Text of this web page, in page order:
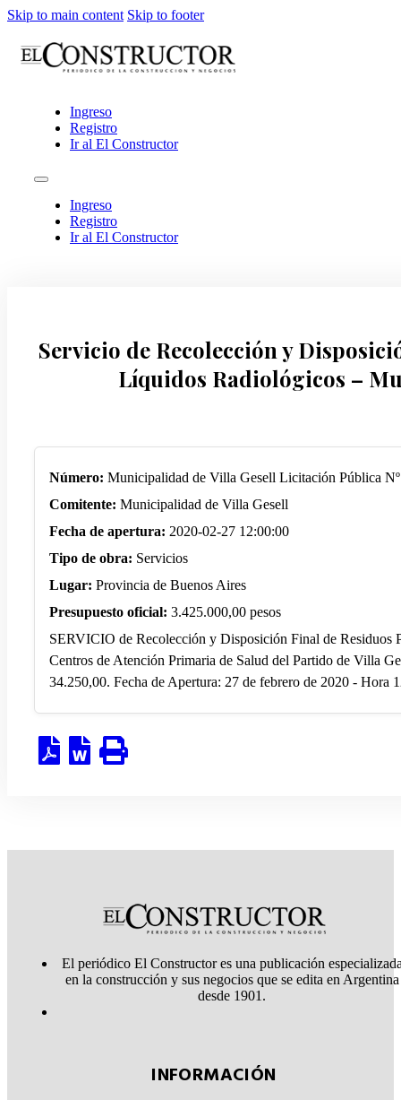
Skip to main content Skip to footer
Ingreso
Registro
Ir al El Constructor
Ingreso
Registro
Ir al El Constructor
Servicio de Recolección y
Líquidos Radiológicos –
Número: Municipalidad de Villa Gesell Licitación Pública
Comitente: Municipalidad de Villa Gesell
Fecha de apertura: 2020-02-27 12:00:00
Tipo de obra: Servicios
Lugar: Provincia de Buenos Aires
Presupuesto oficial: 3.425.000,00 pesos
SERVICIO de Recolección y Disposición Final de
Centros de Atención Primaria de Salud del Partido de Villa
34.250,00. Fecha de Apertura: 27 de febrero de 2020 - Hora
El periódico El Constructor es una publicación
en la construcción y sus negocios que se edita en Argentina
desde 1901.
INFORMACIÓN